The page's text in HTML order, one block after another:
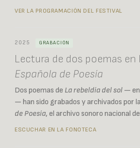
VER LA PROGRAMACIÓN DEL FESTIVAL
2025 GRABACIÓN
Lectura de dos poemas en
Española de Poesía
Dos poemas de La rebeldía del sol — en
— han sido grabados y archivados por la
de Poesía, el archivo sonoro nacional
ESCUCHAR EN LA FONOTECA